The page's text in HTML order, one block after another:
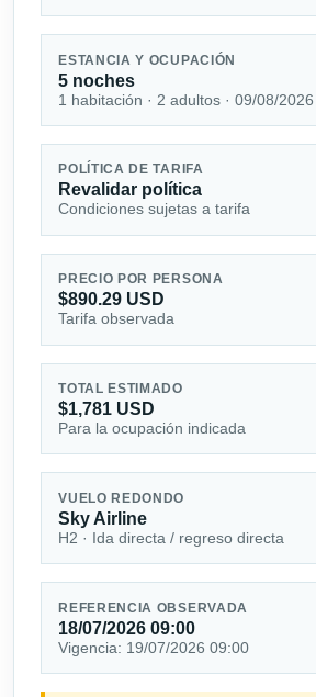
ESTANCIA Y OCUPACIÓN
5 noches
1 habitación · 2 adultos · 09/08/
POLÍTICA DE TARIFA
Revalidar política
Condiciones sujetas a tarifa
PRECIO POR PERSONA
$890.29 USD
Tarifa observada
TOTAL ESTIMADO
$1,781 USD
Para la ocupación indicada
VUELO REDONDO
Sky Airline
H2 · Ida directa / regreso directa
REFERENCIA OBSERVADA
18/07/2026 09:00
Vigencia: 19/07/2026 09:00